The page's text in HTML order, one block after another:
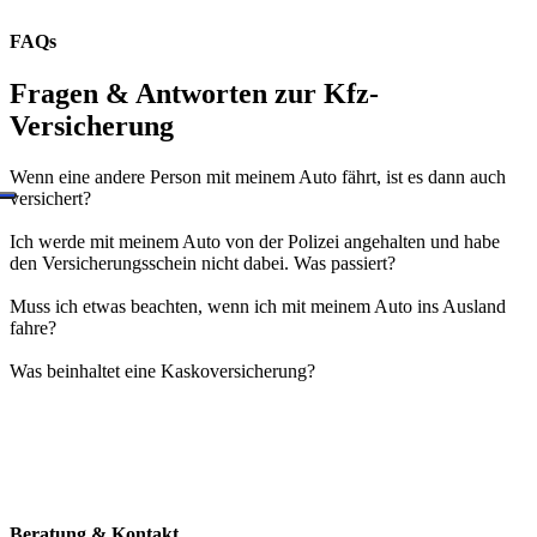
FAQs
Fragen & Antworten zur Kfz-
Versicherung
Wenn eine andere Person mit meinem Auto fährt, ist es dann auch
versichert?
Ich werde mit meinem Auto von der Polizei angehalten und habe
den Versicherungsschein nicht dabei. Was passiert?
Muss ich etwas beachten, wenn ich mit meinem Auto ins Ausland
fahre?
Was beinhaltet eine Kaskoversicherung?